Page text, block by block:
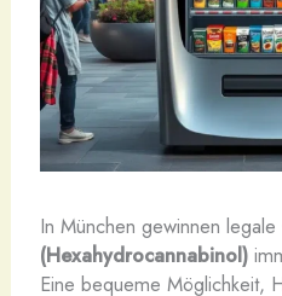
In München gewinnen
(Hexahydrocannabinol)
Eine bequeme Möglichkeit,